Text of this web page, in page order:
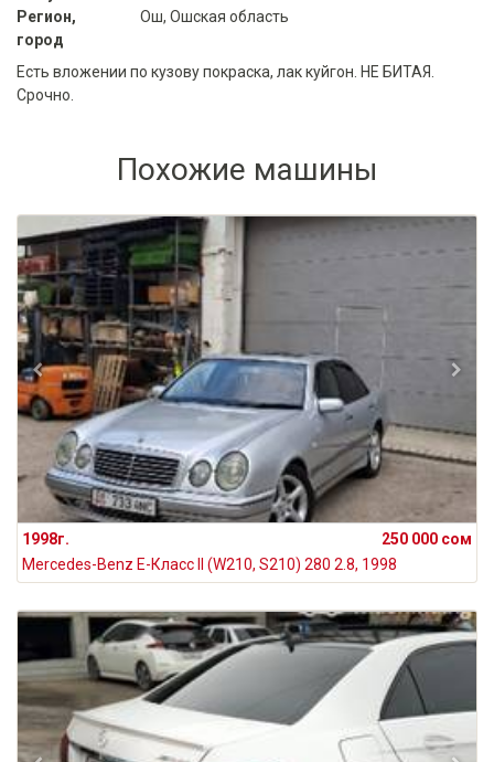
Регион,
город
Ош, Ошская область
Есть вложении по кузову покраска, лак куйгон. НЕ БИТАЯ.
Срочно.
Похожие машины
1998г.
250 000 сом
Mercedes-Benz E-Класс II (W210, S210) 280 2.8, 1998